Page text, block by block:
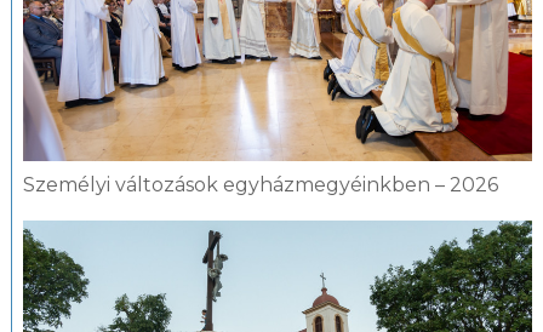
Személyi változások egyházmegyéinkben – 2026